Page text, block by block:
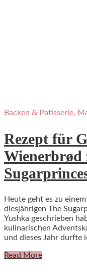
Backen & Patisserie,
Rezept für
Wienerbrød
Heute geht es zu
diesjährigen The
Yushka geschrieben
kulinarischen
und dieses Jahr durfte
Read More